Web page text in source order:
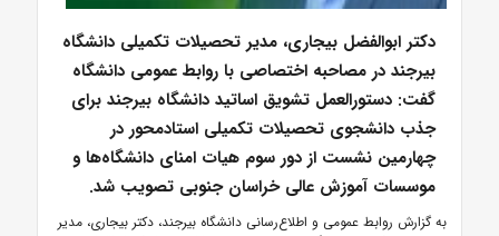
دکتر ابوالفضل بیجاری، مدیر تحصیلات تکمیلی دانشگاه
بیرجند در مصاحبه اختصاصی با روابط عمومی دانشگاه
گفت: دستورالعمل تشویق اساتید دانشگاه بیرجند برای
جذب دانشجوی تحصیلات تکمیلی استادمحور در
چهارمین نشست از دور سوم هیات امنای دانشگاه‌ها و
موسسات آموزش عالی خراسان جنوبی تصویب شد.
به گزارش روابط عمومی و اطلاع‌رسانی دانشگاه بیرجند، دکتر بیجاری، مدیر